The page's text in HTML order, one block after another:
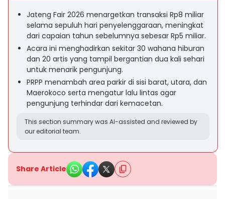
Jateng Fair 2026 menargetkan transaksi Rp8 miliar
selama sepuluh hari penyelenggaraan, meningkat
dari capaian tahun sebelumnya sebesar Rp5 miliar.
Acara ini menghadirkan sekitar 30 wahana hiburan
dan 20 artis yang tampil bergantian dua kali sehari
untuk menarik pengunjung.
PRPP menambah area parkir di sisi barat, utara, dan
Maerokoco serta mengatur lalu lintas agar
pengunjung terhindar dari kemacetan.
This section summary was AI-assisted and reviewed by
our editorial team.
Share Article